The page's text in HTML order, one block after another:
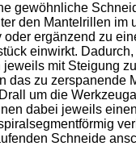
gewöhnliche
den Mantelrillen
ergänzend zu
einwirkt.
mit Steigung
das zu
um die
dabei jeweils
Schneide